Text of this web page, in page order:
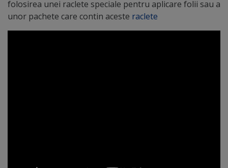
folosirea unei raclete speciale pentru aplicare folii sau a
unor pachete care contin aceste raclete